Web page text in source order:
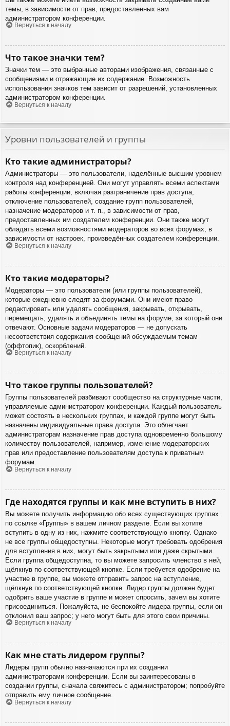
темы, в зависимости от прав, предоставленных вам
администратором конференции.
Вернуться к началу
Что такое значки тем?
Значки тем — это выбранные авторами изображения, связанные с
сообщениями и отражающие их содержание. Возможность
использования значков тем зависит от разрешений, установленных
администратором конференции.
Вернуться к началу
Уровни пользователей и группы
Кто такие администраторы?
Администраторы — это пользователи, наделённые высшим уровнем
контроля над конференцией. Они могут управлять всеми аспектами
работы конференции, включая разграничение прав доступа,
отключение пользователей, создание групп пользователей,
назначение модераторов и т. п., в зависимости от прав,
предоставленных им создателем конференции. Они также могут
обладать всеми возможностями модераторов во всех форумах, в
зависимости от настроек, произведённых создателем конференции.
Вернуться к началу
Кто такие модераторы?
Модераторы — это пользователи (или группы пользователей),
которые ежедневно следят за форумами. Они имеют право
редактировать или удалять сообщения, закрывать, открывать,
перемещать, удалять и объединять темы на форуме, за который они
отвечают. Основные задачи модераторов — не допускать
несоответствия содержания сообщений обсуждаемым темам
(оффтопик), оскорблений.
Вернуться к началу
Что такое группы пользователей?
Группы пользователей разбивают сообщество на структурные части,
управляемые администратором конференции. Каждый пользователь
может состоять в нескольких группах, и каждой группе могут быть
назначены индивидуальные права доступа. Это облегчает
администраторам назначение прав доступа одновременно большому
количеству пользователей, например, изменение модераторских
прав или предоставление пользователям доступа к приватным
форумам.
Вернуться к началу
Где находятся группы и как мне вступить в них?
Вы можете получить информацию обо всех существующих группах
по ссылке «Группы» в вашем личном разделе. Если вы хотите
вступить в одну из них, нажмите соответствующую кнопку. Однако
не все группы общедоступны. Некоторые могут требовать одобрения
для вступления в них, могут быть закрытыми или даже скрытыми.
Если группа общедоступна, то вы можете запросить членство в ней,
щёлкнув по соответствующей кнопке. Если требуется одобрение на
участие в группе, вы можете отправить запрос на вступление,
щёлкнув по соответствующей кнопке. Лидер группы должен будет
одобрить ваше участие в группе и может спросить, зачем вы хотите
присоединиться. Пожалуйста, не беспокойте лидера группы, если он
отклонил ваш запрос; у него могут быть для этого свои причины.
Вернуться к началу
Как мне стать лидером группы?
Лидеры групп обычно назначаются при их создании
администраторами конференции. Если вы заинтересованы в
создании группы, сначала свяжитесь с администратором; попробуйте
отправить ему личное сообщение.
Вернуться к началу